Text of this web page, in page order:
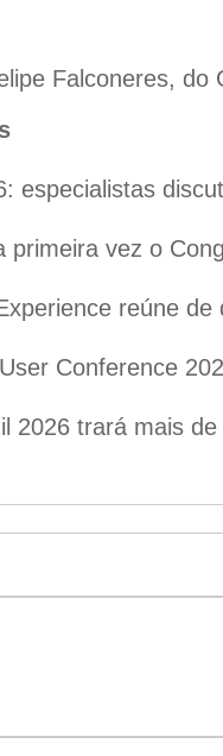
Falconeres,
especialistas
primeira vez o
reúne
Conference
2026 trará mais